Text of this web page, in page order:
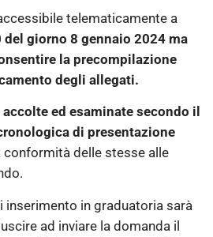
telematicamente a
del giorno 8 gennaio 2024 ma
la precompilazione
degli allegati.
ed esaminate secondo il
di presentazione
conformità delle stesse alle
inserimento in graduatoria sarà
ad inviare la domanda il